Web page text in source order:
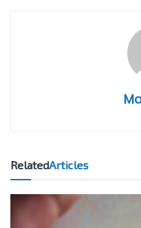
RelatedArticles